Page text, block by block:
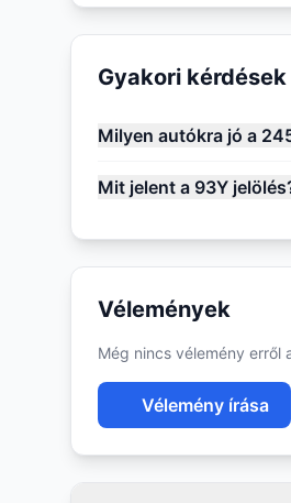
Gyakori kérdések
Milyen autókra jó a
Mit jelent a 93Y
Vélemények
Még nincs vélemény erről
Vélemény írása